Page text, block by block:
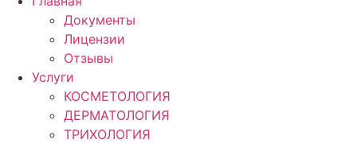
Документы
Лицензии
Отзывы
Услуги
КОСМЕТОЛОГИЯ
ДЕРМАТОЛОГИЯ
ТРИХОЛОГИЯ